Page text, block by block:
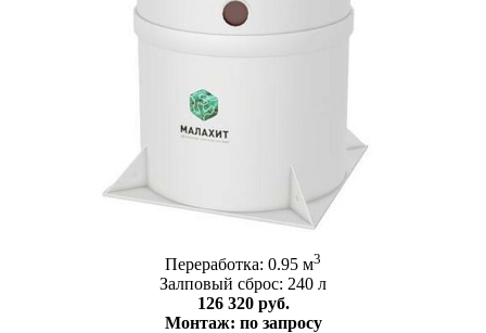
Переработка: 0.95 м3
Залповый сброс: 240 л
126 320 руб.
Монтаж: по запросу